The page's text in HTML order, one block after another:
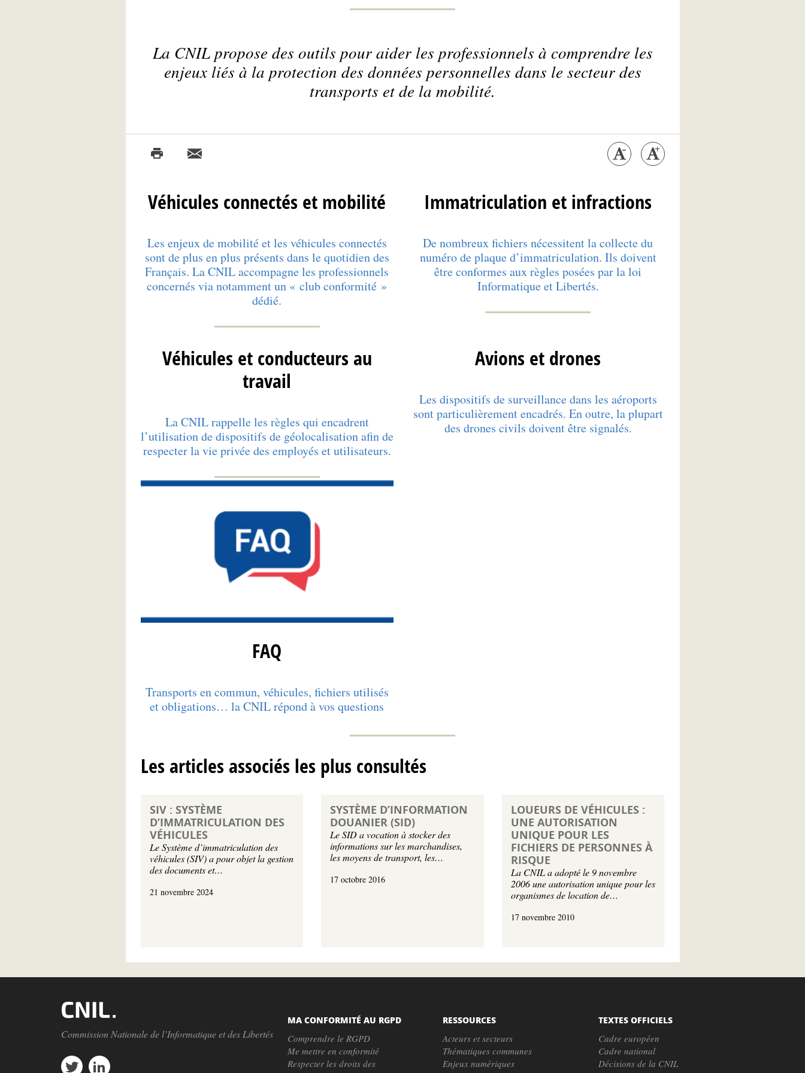
La CNIL propose des outils pour aider les professionnels à comprendre les
enjeux liés à la protection des données personnelles dans le secteur des
transports et de la mobilité.
Véhicules connectés et mobilité
Les enjeux de mobilité et les véhicules connectés
sont de plus en plus présents dans le quotidien des
Français. La CNIL accompagne les professionnels
concernés via notamment un « club conformité »
dédié.
Immatriculation et infractions
De nombreux fichiers nécessitent la collecte du
numéro de plaque d’immatriculation. Ils doivent
être conformes aux règles posées par la loi
Informatique et Libertés.
Véhicules et conducteurs au
travail
La CNIL rappelle les règles qui encadrent
l’utilisation de dispositifs de géolocalisation afin de
respecter la vie privée des employés et utilisateurs.
Avions et drones
Les dispositifs de surveillance dans les aéroports
sont particulièrement encadrés. En outre, la plupart
des drones civils doivent être signalés.
FAQ
Transports en commun, véhicules, fichiers utilisés
et obligations… la CNIL répond à vos questions
Les articles associés les plus consultés
SIV : SYSTÈME
D’IMMATRICULATION DES
VÉHICULES
Le Système d’immatriculation des
véhicules (SIV) a pour objet la gestion
des documents et…
21 novembre 2024
SYSTÈME D’INFORMATION
DOUANIER (SID)
Le SID a vocation à stocker des
informations sur les marchandises,
les moyens de transport, les…
17 octobre 2016
LOUEURS DE VÉHICULES :
UNE AUTORISATION
UNIQUE POUR LES
FICHIERS DE PERSONNES À
RISQUE
La CNIL a adopté le 9 novembre
2006 une autorisation unique pour les
organismes de location de…
17 novembre 2010
Commission Nationale de l’Informatique et des Libertés
MA CONFORMITÉ AU RGPD
Comprendre le RGPD
Me mettre en conformité
Respecter les droits des
RESSOURCES
Acteurs et secteurs
Thématiques communes
Enjeux numériques
TEXTES OFFICIELS
Cadre européen
Cadre national
Décisions de la CNIL